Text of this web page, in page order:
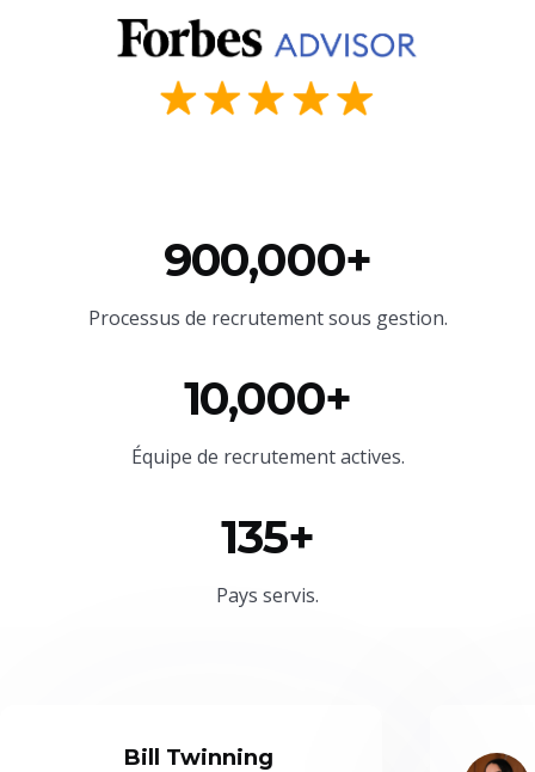
900,000+
Processus de recrutement sous gestion.
10,000+
Équipe de recrutement actives.
135+
Pays servis.
Bill Twinning